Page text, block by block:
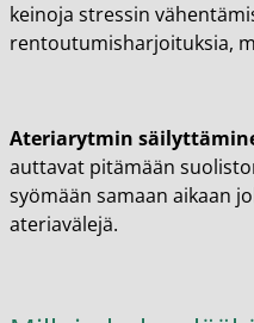
keinoja stressin
rentoutumisharjoituksia,
Ateriarytmin
auttavat pitämään
syömään samaan aikaan
ateriavälejä.